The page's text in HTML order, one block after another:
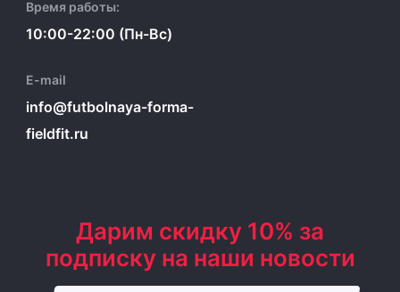
Время работы:
10:00-22:00 (Пн-Вс)
E-mail
info@futbolnaya-forma-
fieldfit.ru
Дарим скидку 10% за
подписку на наши новости